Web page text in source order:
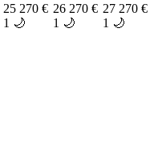
25 270 €
1 🌙
26 270 €
1 🌙
27 270 €
1 🌙